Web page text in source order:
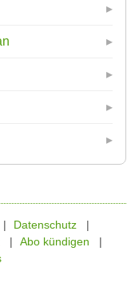
Datenschutz
Abo kündigen